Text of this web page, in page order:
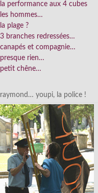
la performance aux 4 cubes
les hommes…
la plage ?
3 branches redressées…
canapés et compagnie…
presque rien…
petit chêne…
raymond… youpi, la police !